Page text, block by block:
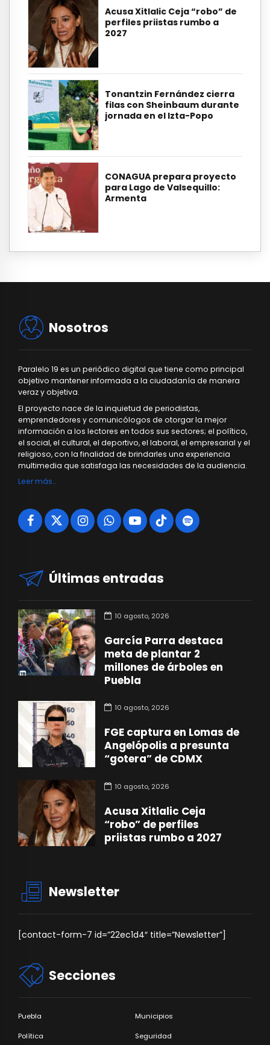
Acusa Xitlalic Ceja “robo” de
perfiles priistas rumbo a
2027
Tonantzin Fernández cierra
filas con Sheinbaum durante
jornada en el Izta-Popo
CONAGUA prepara proyecto
para Lago de Valsequillo:
Armenta
Nosotros
Paralelo 19 es un periódico digital que tiene como principal
objetivo mantener informada a la ciudadanía de manera
veraz y objetiva.
El proyecto nace de la inquietud de periodistas,
emprendedores y comunicólogos de otorgar la mejor
información a los lectores en todos sus sectores; el político,
el social, el cultural, el deportivo, el laboral, el empresarial y el
religioso, con la finalidad de brindarles una experiencia
multimedia que satisfaga las necesidades de la audiencia.
Leer más…
Últimas entradas
10 agosto, 2026
García Parra destaca
meta de plantar 2
millones de árboles en
Puebla
10 agosto, 2026
FGE captura en Lomas de
Angelópolis a presunta
“gotera” de CDMX
10 agosto, 2026
Acusa Xitlalic Ceja
“robo” de perfiles
priistas rumbo a 2027
Newsletter
[contact-form-7 id=”22ec1d4″ title=”Newsletter”]
Secciones
Puebla Municipios
Política Seguridad